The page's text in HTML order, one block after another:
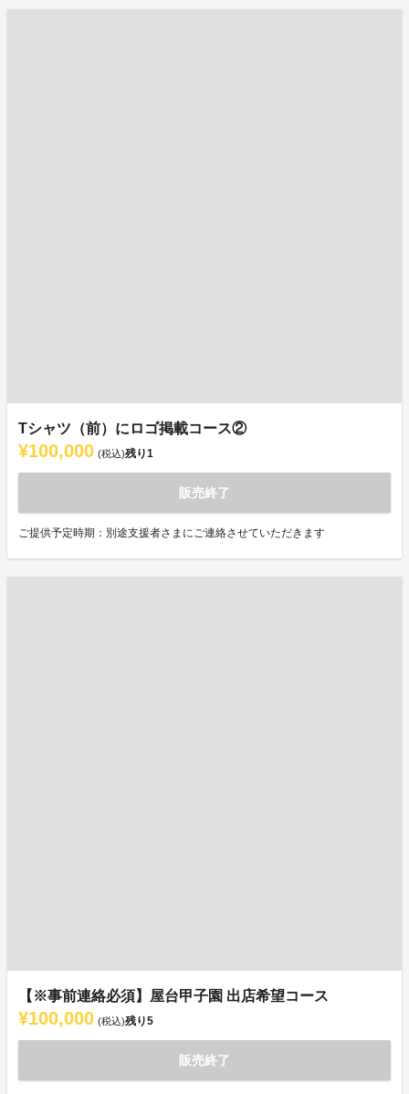
Tシャツ（前）にロゴ掲載コース②
¥100,000 (税込)残り1
販売終了
ご提供予定時期：別途支援者さまにご連絡させていただきます
【※事前連絡必須】屋台甲子園 出店希望コース
¥100,000 (税込)残り5
販売終了